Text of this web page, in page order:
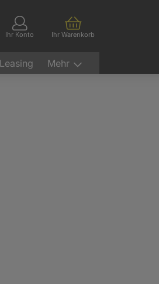
Ihr Konto Ihr Warenkorb
Leasing Mehr